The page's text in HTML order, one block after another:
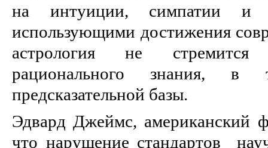
на интуиции, симпатии и
использующими достижения
астрология не стремится
рационального знания,
предсказательной базы.
Эдвард Джеймс, американский
что нарушение стандартов